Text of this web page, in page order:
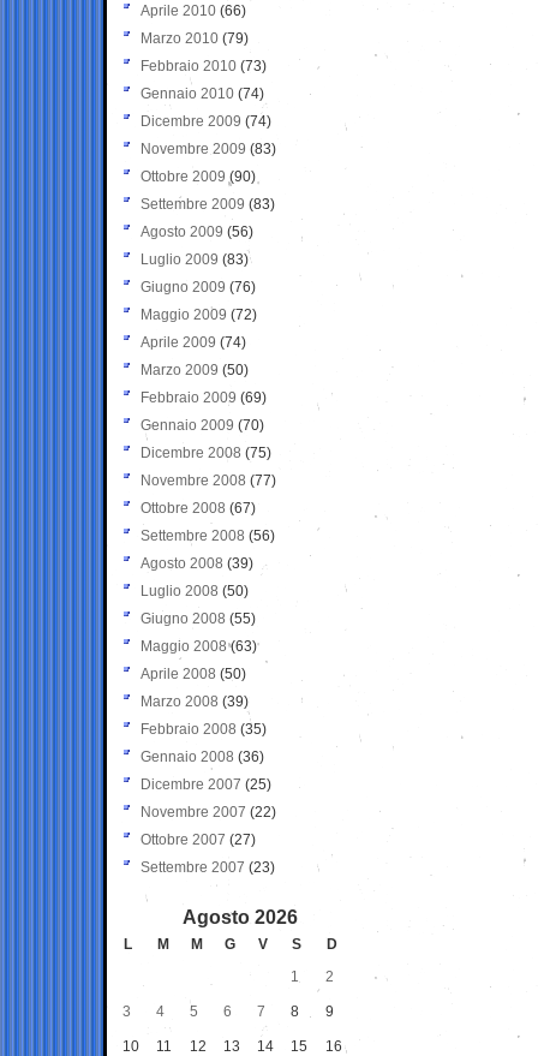
Aprile 2010 (66)
Marzo 2010 (79)
Febbraio 2010 (73)
Gennaio 2010 (74)
Dicembre 2009 (74)
Novembre 2009 (83)
Ottobre 2009 (90)
Settembre 2009 (83)
Agosto 2009 (56)
Luglio 2009 (83)
Giugno 2009 (76)
Maggio 2009 (72)
Aprile 2009 (74)
Marzo 2009 (50)
Febbraio 2009 (69)
Gennaio 2009 (70)
Dicembre 2008 (75)
Novembre 2008 (77)
Ottobre 2008 (67)
Settembre 2008 (56)
Agosto 2008 (39)
Luglio 2008 (50)
Giugno 2008 (55)
Maggio 2008(63)
Aprile 2008 (50)
Marzo 2008 (39)
Febbraio 2008 (35)
Gennaio 2008 (36)
Dicembre 2007 (25)
Novembre 2007 (22)
Ottobre 2007 (27)
Settembre 2007 (23)
Agosto 2026
L M M G V S
D
1
2
3 4 5 6 7 8 9
10 11 12 13 14 15 16